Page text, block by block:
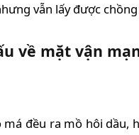
vẫn lấy được
về mặt vận
đều ra mồ hôi